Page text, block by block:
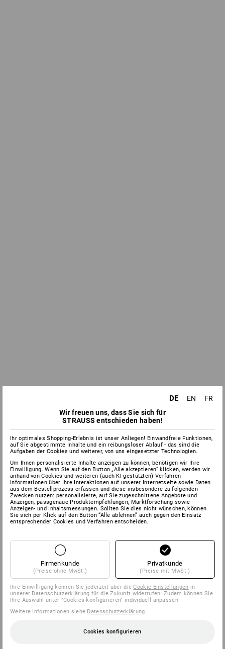
DE EN
FR
Wir freuen uns, dass Sie sich für
STRAUSS entschieden haben!
Ihr optimales Shopping-Erlebnis ist unser Anliegen! Einwandfreie Funktionen,
auf Sie abgestimmte Inhalte und ein reibungsloser Ablauf - das sind die
Aufgaben der Cookies und weiterer, von uns eingesetzter Technologien.
Um Ihnen personalisierte Inhalte anzeigen zu können, benötigen wir Ihre
Einwilligung. Wenn Sie auf den Button „Alle akzeptieren“ klicken, werden wir
anhand von Cookies und weiteren (auch KI-gestützten) Verfahren
Informationen über Ihre Interaktionen auf unserer Internetseite sowie Daten
aus dem Bestellprozess erfassen und diese insbesondere zu folgenden
Zwecken nutzen: personalisierte, auf Sie zugeschnittene Angebote und
Anzeigen, passgenaue Produktempfehlungen, Marktforschung sowie
Anzeigen- und Inhaltsmessungen. Sollten Sie dies nicht wünschen, können
Sie sich per Klick auf den Button “Alle ablehnen” auch gegen den Einsatz
entsprechender Cookies und Verfahren entscheiden.
Firmenkunde
(Preise ohne MwSt.)
Privatkunde
(Preise mit MwSt.)
Ihre Einwilligung können Sie jederzeit über dieCookie-Einstellungen in
unserer Datenschutzerklärung für die Zukunft widerrufen. Zudem können Sie
Ihre Auswahl unter "Cookies konfigurieren" individuell anpassen
Weitere Informationen siehe Datenschutzerklärung.
Cookies konfigurieren